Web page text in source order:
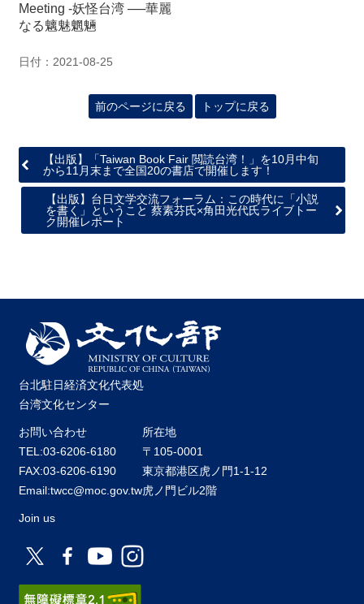
Meeting -妖怪台湾 ──華麗
なる魑魅魍魎
日付：2021-08-25
前のページに戻る トップに戻る
【出版】「Taiwan Book Fair 閲読台湾！」を10月中旬
から11月末まで全国20の書店で開催します！
【出版】台日文学交流フォーラム：この時代に「小説
を書く」ということ 蔡素芬氏×角田光代氏ライブトー
ク開催レポート
台北駐日経済文化代表処
台湾文化センター
お問い合わせ
TEL:03-6206-6180
FAX:03-6206-6190
Email:twcc@moc.gov.tw
所在地
〒105-0001
東京都港区虎ノ門1-1-12
虎ノ門ビル2階
Join us